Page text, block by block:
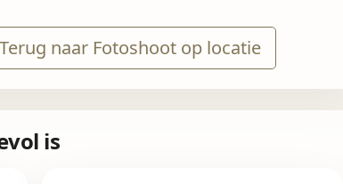
Terug naar Fotoshoot op locatie
is